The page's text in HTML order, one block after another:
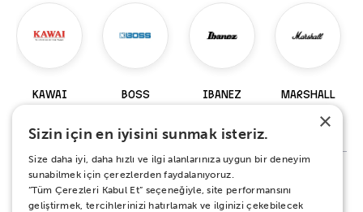
KAWAI BOSS IBANEZ MARSHALL
%100 MEMNUNİYET SÖZÜ
×
Sizin için en iyisini sunmak isteriz.
Size daha iyi, daha hızlı ve ilgi alanlarınıza uygun bir deneyim
sunabilmek için çerezlerden faydalanıyoruz.
“Tüm Çerezleri Kabul Et” seçeneğiyle, site performansını
geliştirmek, tercihlerinizi hatırlamak ve ilginizi çekebilecek